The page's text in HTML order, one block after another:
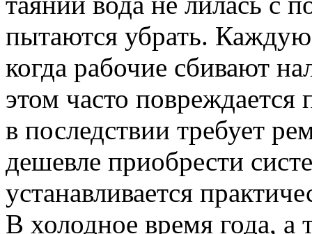
пытаются убрать.
когда рабочие сбивают
этом часто повреждается
в последствии требует
дешевле приобрести
устанавливается
В холодное время года, а